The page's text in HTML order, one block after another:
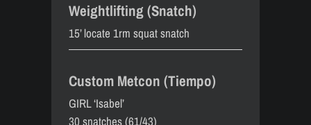
Weightlifting (Snatch)
15’ locate 1rm squat snatch
Custom Metcon (Tiempo)
GIRL ‘Isabel’
30 snatches (61/43)